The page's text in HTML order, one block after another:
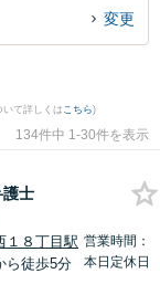
護士を検索したい』
変更
いて詳しくは こちら)
134件中 1-30件を表示
護士
１８丁目駅
ら徒歩5分
営業時間：
本日定休日